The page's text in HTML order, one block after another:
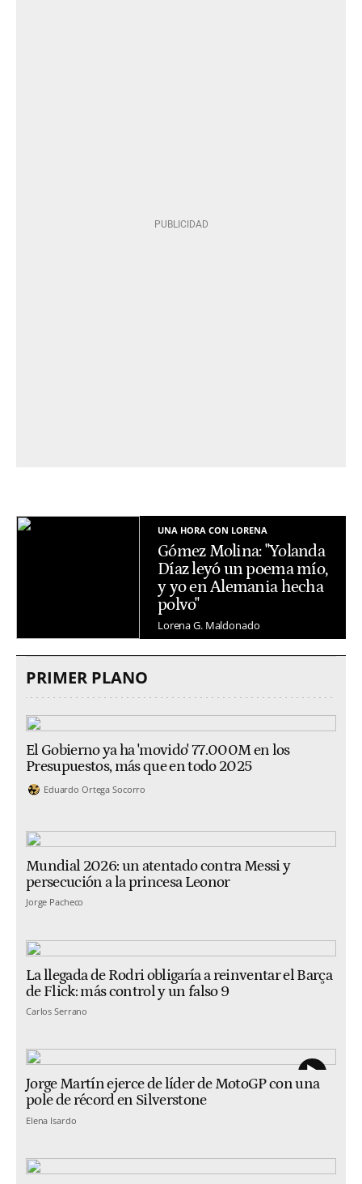
UNA HORA CON LORENA
Gómez Molina: "Yolanda
Díaz leyó un poema mío,
y yo en Alemania hecha
polvo"
Lorena G. Maldonado
PRIMER PLANO
El Gobierno ya ha 'movido' 77.000M en los
Presupuestos, más que en todo 2025
Eduardo Ortega Socorro
Mundial 2026: un atentado contra Messi y
persecución a la princesa Leonor
Jorge Pacheco
La llegada de Rodri obligaría a reinventar el Barça
de Flick: más control y un falso 9
Carlos Serrano
Jorge Martín ejerce de líder de MotoGP con una
pole de récord en Silverstone
Elena Isardo